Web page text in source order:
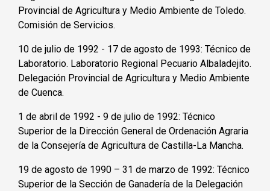
Provincial de Agricultura y Medio Ambiente de Toledo.
Comisión de Servicios.
10 de julio de 1992 - 17 de agosto de 1993: Técnico de
Laboratorio. Laboratorio Regional Pecuario Albaladejito.
Delegación Provincial de Agricultura y Medio Ambiente
de Cuenca.
1 de abril de 1992 - 9 de julio de 1992: Técnico
Superior de la Dirección General de Ordenación Agraria
de la Consejería de Agricultura de Castilla-La Mancha.
19 de agosto de 1990 – 31 de marzo de 1992: Técnico
Superior de la Sección de Ganadería de la Delegación